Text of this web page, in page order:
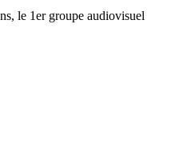
le 1er groupe audiovisuel